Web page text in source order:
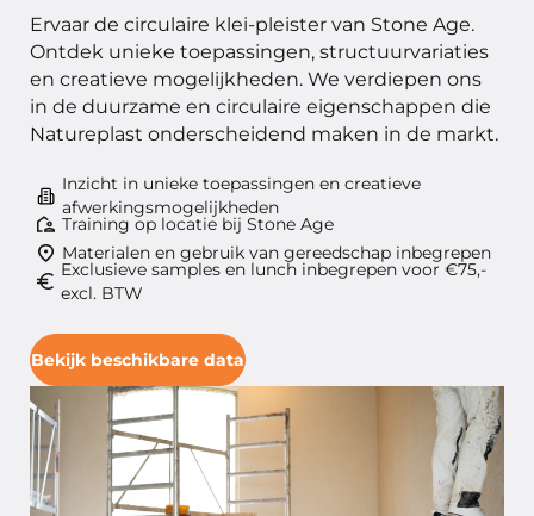
Ervaar de circulaire klei-pleister van Stone Age.
Ontdek unieke toepassingen, structuurvariaties
en creatieve mogelijkheden. We verdiepen ons
in de duurzame en circulaire eigenschappen die
Natureplast onderscheidend maken in de markt.
Inzicht in unieke toepassingen en creatieve
afwerkingsmogelijkheden
Training op locatie bij Stone Age
Materialen en gebruik van gereedschap inbegrepen
Exclusieve samples en lunch inbegrepen voor €75,-
excl. BTW
Bekijk beschikbare data